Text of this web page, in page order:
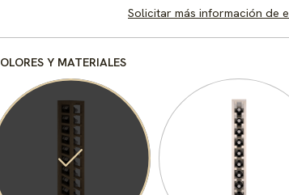
Solicitar más información de
Y MATERIALES